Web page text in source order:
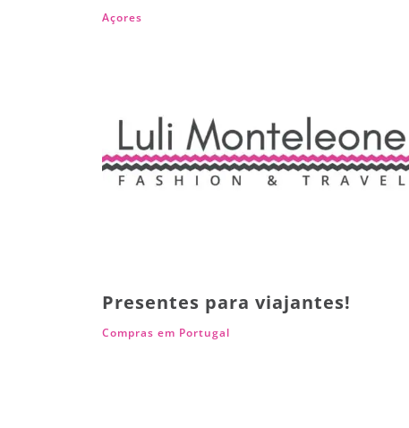
Açores
Presentes para viajantes!
Compras em Portugal